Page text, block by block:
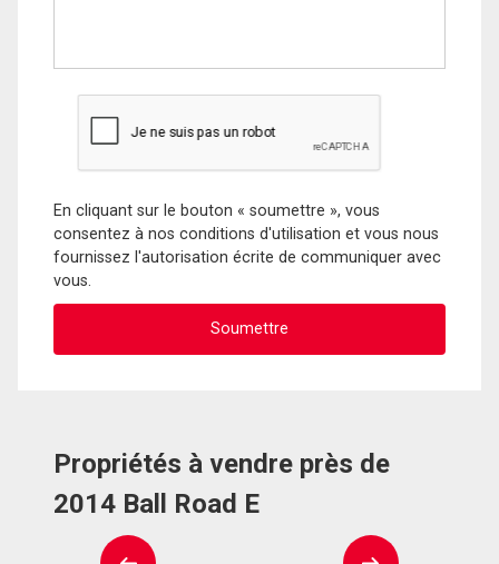
En cliquant sur le bouton « soumettre », vous
consentez à nos conditions d'utilisation et vous nous
fournissez l'autorisation écrite de communiquer avec
vous.
Propriétés à vendre près de
2014 Ball Road E